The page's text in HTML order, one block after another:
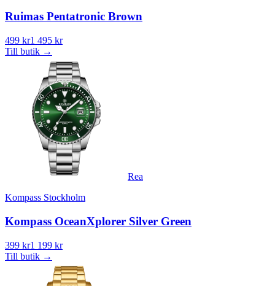
Ruimas Pentatronic Brown
499 kr1 495 kr
Till butik →
Rea
Kompass Stockholm
Kompass OceanXplorer Silver Green
399 kr1 199 kr
Till butik →